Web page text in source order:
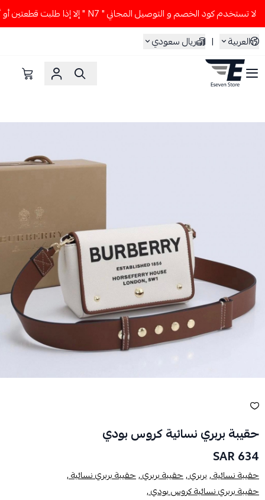
لا تستخدم كود الخصم و التوصيل المجاني " N7 " إلا إذا طلبت قطعتين أو أكثر 👀🔥
العربية
| ريال سعودي
ESEVEN STORE
حقيبة بربري نسائية كروس بودي
634 SAR
حقيبة نسائية ,بربري ,حقيبة بربري ,حقيبة بربري نسائية ,
حقيبة بربري نسائية كروس بودي ,